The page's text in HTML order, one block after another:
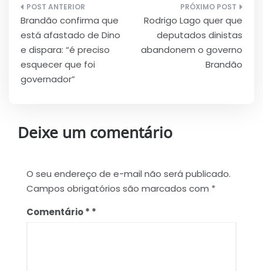
Navegação
de
Post
Brandão confirma que
está afastado de Dino
e dispara: “é preciso
esquecer que foi
governador”
Rodrigo Lago quer que
deputados dinistas
abandonem o governo
Brandão
Deixe um comentário
O seu endereço de e-mail não será publicado.
Campos obrigatórios são marcados com *
Comentário*